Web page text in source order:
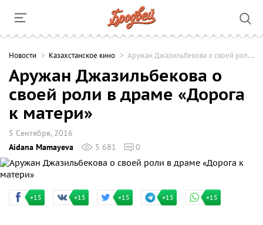
Новости Казахстанское кино Аружан Джазильбекова о своей роли в драме «Дорога к матери»
Аружан Джазильбекова о
своей роли в драме «Дорога
к матери»
5 Сентября, 2016
Aidana Mamayeva
5 681 0
+15 +15 +15 +15 +15